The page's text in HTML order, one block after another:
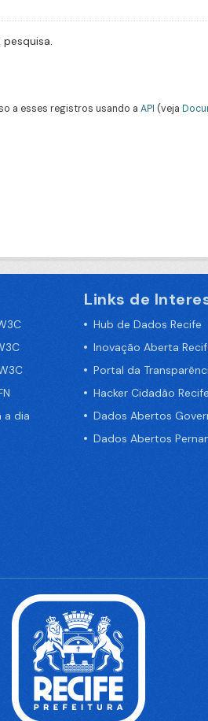
a esses registros usando a API (veja
a dia
Links de
Hub de Dados Recife
Inovação Aberta
Portal da
Hacker Cidadão Recife
Dados Abertos
Dados Abertos